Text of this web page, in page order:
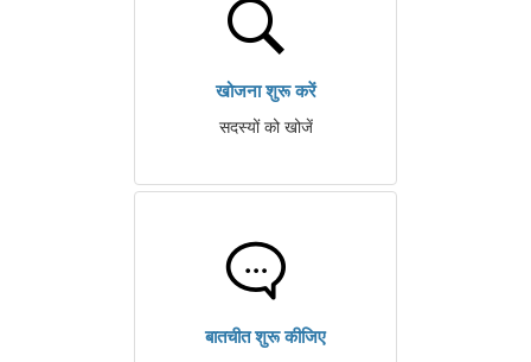
खोजना शुरू करें
सदस्यों को खोजें
बातचीत शुरू कीजिए